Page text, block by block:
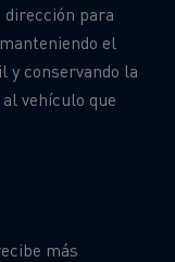
para
el
y conservando la
vehículo que
más